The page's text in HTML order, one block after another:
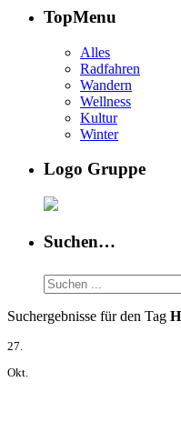
TopMenu
Alles
Radfahren
Wandern
Wellness
Kultur
Winter
Logo Gruppe
Suchen…
Suchergebnisse für den Tag
27.
Okt.